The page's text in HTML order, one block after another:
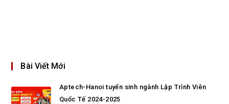
Bài Viết Mới
Aptech-Hanoi tuyển sinh ngành Lập Trình Viên
Quốc Tế 2024-2025